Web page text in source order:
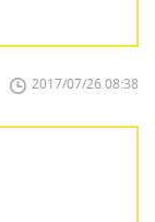
2017/07/26 08:38